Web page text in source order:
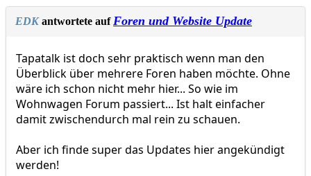
EDKantwortete aufForen und Website Update
Tapatalk ist doch sehr praktisch wenn man den
Überblick über mehrere Foren haben möchte. Ohne
wäre ich schon nicht mehr hier... So wie im
Wohnwagen Forum passiert... Ist halt einfacher
damit zwischendurch mal rein zu schauen.
Aber ich finde super das Updates hier angekündigt
werden!